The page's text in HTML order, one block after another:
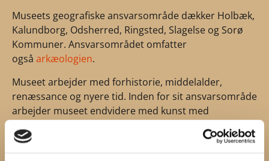
Museets geografiske ansvarsområde dækker Holbæk,
Kalundborg, Odsherred, Ringsted, Slagelse og Sorø
Kommuner. Ansvarsområdet omfatter
også arkæologien.
Museet arbejder med forhistorie, middelalder,
renæssance og nyere tid. Inden for sit ansvarsområde
arbejder museet endvidere med kunst med
tilknytning til museets geografiske ansvarsområde,
hvor denne er af betydning for forståelsen af den
lokale kulturhistorie.